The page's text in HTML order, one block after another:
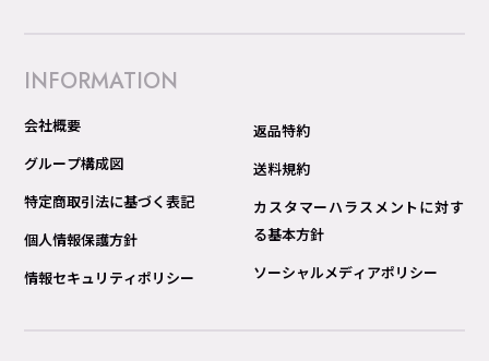
INFORMATION
会社概要
グループ構成図
特定商取引法に基づく表記
個人情報保護方針
情報セキュリティポリシー
返品特約
送料規約
カスタマーハラスメントに対す
る基本方針
ソーシャルメディアポリシー